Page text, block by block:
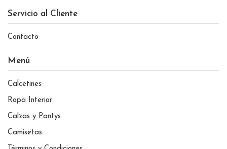
Servicio al Cliente
Contacto
Menú
Calcetines
Ropa Interior
Calzas y Pantys
Camisetas